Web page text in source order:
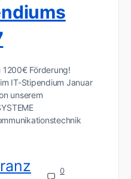
Förderung!
IT-Stipendium Januar
unserem
0